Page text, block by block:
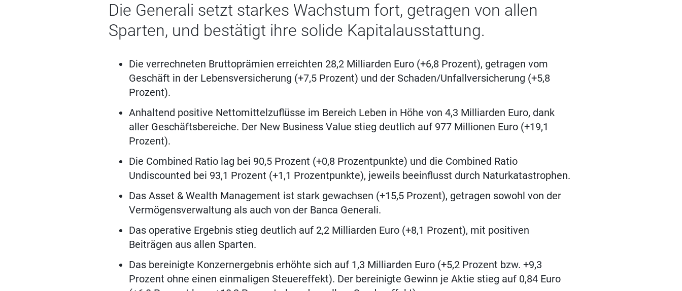
Die Generali setzt starkes Wachstum fort, getragen von allen
Sparten, und bestätigt ihre solide Kapitalausstattung.
Die verrechneten Bruttoprämien erreichten 28,2 Milliarden Euro (+6,8 Prozent), getragen vom
Geschäft in der Lebensversicherung (+7,5 Prozent) und der Schaden/Unfallversicherung (+5,8
Prozent).
Anhaltend positive Nettomittelzuflüsse im Bereich Leben in Höhe von 4,3 Milliarden Euro, dank
aller Geschäftsbereiche. Der New Business Value stieg deutlich auf 977 Millionen Euro (+19,1
Prozent).
Die Combined Ratio lag bei 90,5 Prozent (+0,8 Prozentpunkte) und die Combined Ratio
Undiscounted bei 93,1 Prozent (+1,1 Prozentpunkte), jeweils beeinflusst durch Naturkatastrophen.
Das Asset & Wealth Management ist stark gewachsen (+15,5 Prozent), getragen sowohl von der
Vermögensverwaltung als auch von der Banca Generali.
Das operative Ergebnis stieg deutlich auf 2,2 Milliarden Euro (+8,1 Prozent), mit positiven
Beiträgen aus allen Sparten.
Das bereinigte Konzernergebnis erhöhte sich auf 1,3 Milliarden Euro (+5,2 Prozent bzw. +9,3
Prozent ohne einen einmaligen Steuereffekt). Der bereinigte Gewinn je Aktie stieg auf 0,84 Euro